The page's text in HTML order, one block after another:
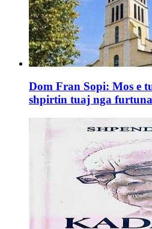
Dom Fran Sopi: Mos e
shpirtin tuaj nga